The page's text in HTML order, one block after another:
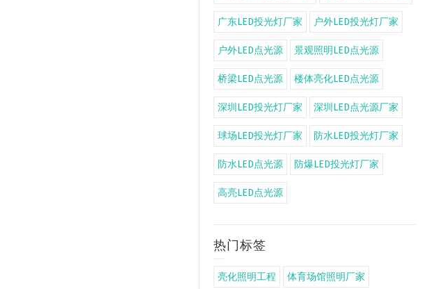
广东LED投光灯厂家 户外LED投光灯厂家
户外LED点光源 景观照明LED点光源
桥梁LED点光源 楼体亮化LED点光源
深圳LED投光灯厂家 深圳LED点光源厂家
球场LED投光灯厂家 防水LED投光灯厂家
防水LED点光源 防爆LED投光灯厂家
高亮LED点光源
热门标签
亮化照明工程 体育场馆照明厂家